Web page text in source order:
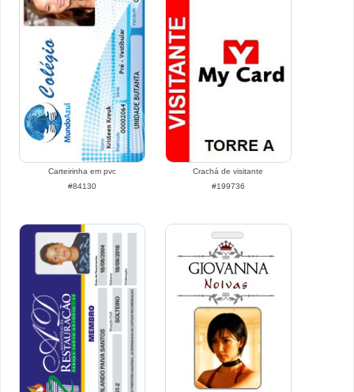
Carteirinha em pvc
#84130
Crachá de visitante
#199736